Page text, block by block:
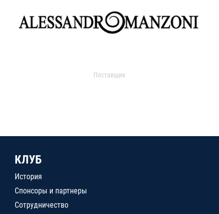
Поставщик
КЛУБ
История
Спонсоры и партнеры
Сотрудничество